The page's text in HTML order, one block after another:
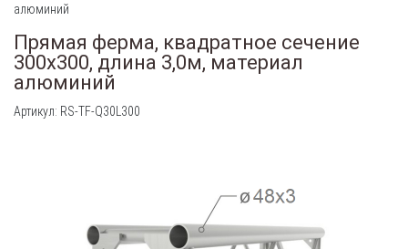
алюминий
Прямая ферма, квадратное сечение
300х300, длина 3,0м, материал
алюминий
Артикул: RS-TF-Q30L300